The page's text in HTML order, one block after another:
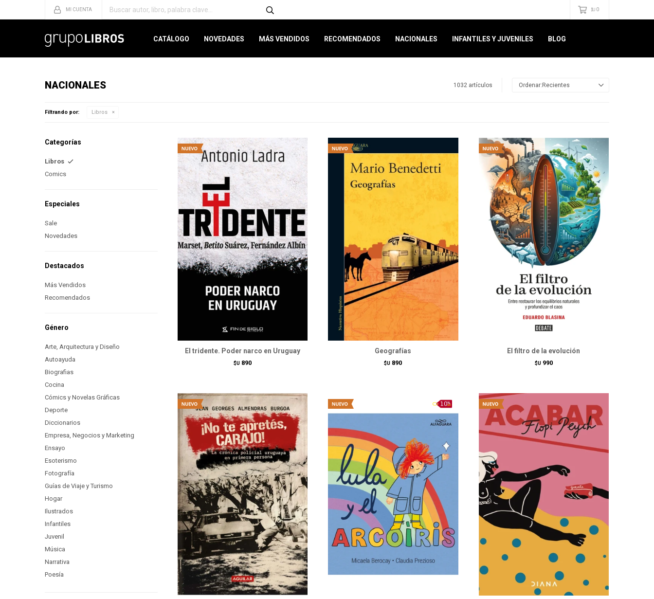
CATÁLOGO NOVEDADES MÁS VENDIDOS RECOMENDADOS NACIONALES INFANTILES Y JUVENILES BLOG
$U 0
NACIONALES 1032 artículos Recientes
Filtrando por: Libros
El tridente. Poder narco en Uruguay
$U 890
Geografías
$U 890
El filtro de la evolución
$U 990
Categorías
Libros
Comics
Especiales
Sale
Novedades
Destacados
Más Vendidos
Recomendados
Género
Arte, Arquitectura y Diseño
Autoayuda
Biografias
Cocina
Cómics y Novelas Gráficas
Deporte
Diccionarios
Empresa, Negocios y Marketing
Ensayo
Esoterismo
Fotografía
Guías de Viaje y Turismo
Hogar
Ilustrados
Infantiles
Juvenil
Música
Narrativa
Poesía